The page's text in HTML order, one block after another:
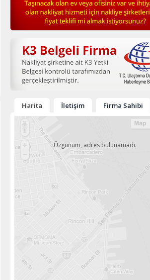
Harita İletişim Firma Sahibi
Üzgünüm, adres bulunamadı.